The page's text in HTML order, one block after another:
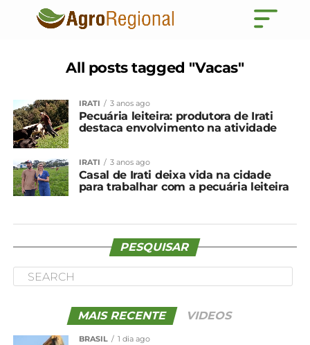
All posts tagged "Vacas"
IRATI 3 anos ago
Pecuária leiteira: produtora de Irati
destaca envolvimento na atividade
IRATI 3 anos ago
Casal de Irati deixa vida na cidade
para trabalhar com a pecuária leiteira
PESQUISAR
MAIS RECENTE VIDEOS
BRASIL 1 dia ago